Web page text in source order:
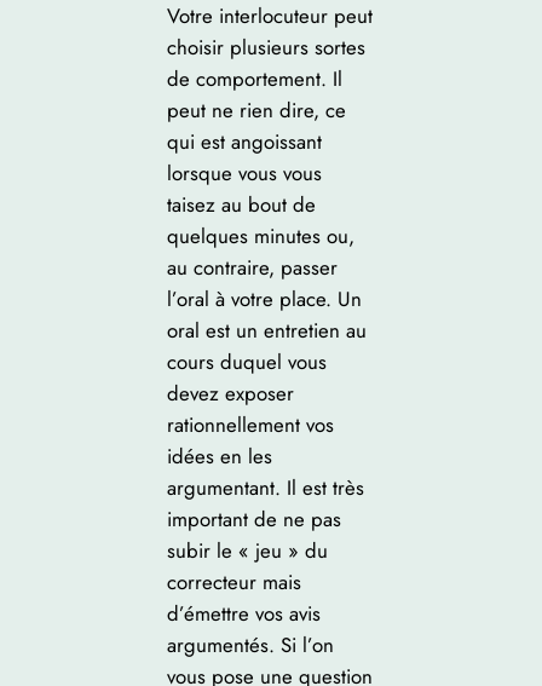
Votre interlocuteur peut
choisir plusieurs sortes
de comportement. Il
peut ne rien dire, ce
qui est angoissant
lorsque vous vous
taisez au bout de
quelques minutes ou,
au contraire, passer
l’oral à votre place. Un
oral est un entretien au
cours duquel vous
devez exposer
rationnellement vos
idées en les
argumentant. Il est très
important de ne pas
subir le « jeu » du
correcteur mais
d’émettre vos avis
argumentés. Si l’on
vous pose une question